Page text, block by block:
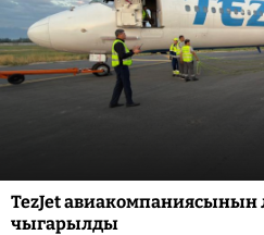
TezJet
чыгарылды